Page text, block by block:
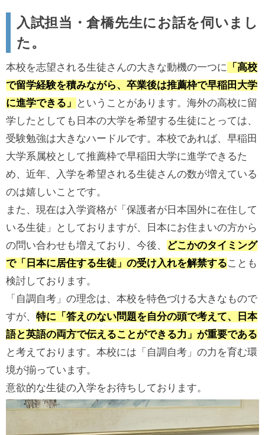
入試担当・倉橋先生にお話を伺いまし
た。
本校を志望される生徒さんの大きな動機の一つに 「高校
で留学経験を積みながら、卒業後は推薦枠で早稲田大学
に進学できる」
ということがあります。海外の高校に留
学したとしても日本の大学を希望する生徒にとっては、
受験勉強は大きなハードルです。本校であれば、早稲田
大学系属校として推薦枠で早稲田大学に進学できるた
め、近年、入学を希望される生徒さんの数が増えている
のは嬉しいことです。
また、現在は入学資格が「保護者が日本国外に在住して
いる生徒」としておりますが、日本にお住まいの方から
の問い合わせも増えており、今後、
どこかのタイミング
で「日本に居住する生徒」の受け入れを解禁することも
検討しております。
「自調自考」の理念は、本校を特色づける大きなもので
すが、 特に「答えのない問題を自分の頭で考えて、日本
語と英語の両方で伝えることができる力」が重要である
と考えております。本校には「自調自考」の力を育む環
境が揃っています。
意欲的な生徒の入学をお待ちしております。